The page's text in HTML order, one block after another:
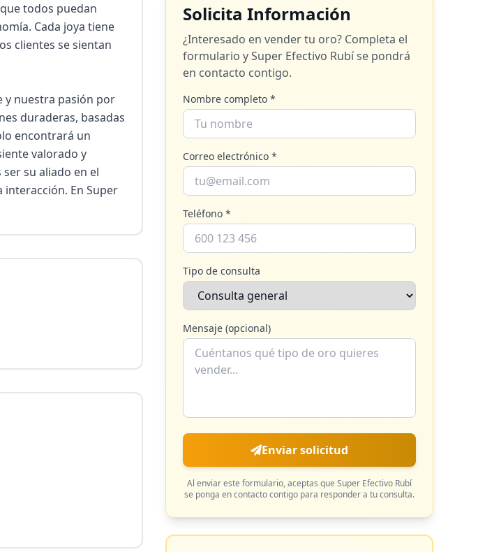
todos puedan
Cada joya tiene
clientes se sientan
y nuestra pasión por
duraderas, basadas
encontrará un
valorado y
su aliado en el
En Super
Solicita Información
¿Interesado en vender tu oro? Completa el
formulario ySuper Efectivo Rubíse pondrá
en contacto contigo.
Nombre completo *
Correo electrónico *
Teléfono *
Tipo de consulta
Mensaje (opcional)
Enviar solicitud
Al enviar este formulario, aceptas que Super Efectivo Rubí
se ponga en contacto contigo para responder a tu consulta.